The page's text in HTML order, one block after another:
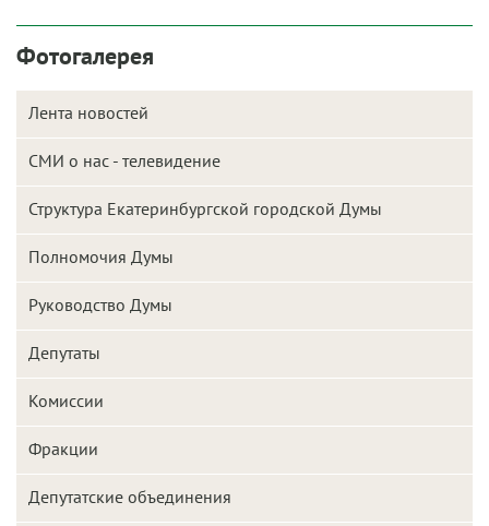
Фотогалерея
Лента новостей
СМИ о нас - телевидение
Структура Екатеринбургской городской Думы
Полномочия Думы
Руководство Думы
Депутаты
Комиссии
Фракции
Депутатские объединения